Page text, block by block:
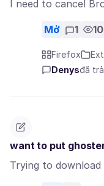
I need to cancel
Mở 1 10
Firefox
Denysđã
want to put
Trying to